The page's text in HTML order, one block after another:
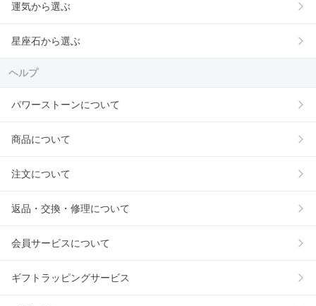
運気から選ぶ
星座石から選ぶ
ヘルプ
パワーストーンについて
商品について
注文について
返品・交換・修理について
会員サービスについて
ギフトラッピングサービス